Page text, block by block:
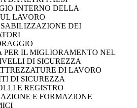
INTERNO DELLA
LAVORO
DEI
PER IL MIGLIORAMENTO NEL
DI SICUREZZA
DI LAVORO
DI SICUREZZA
E REGISTRO
E FORMAZIONE